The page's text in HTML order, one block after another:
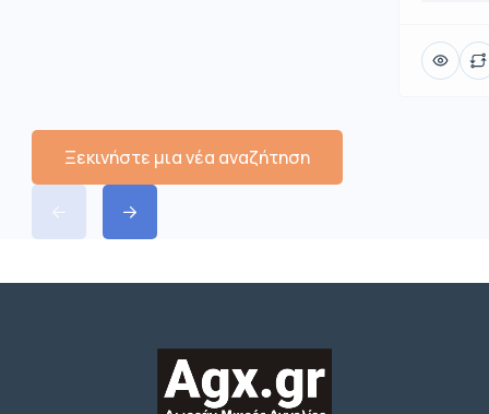
Ξεκινήστε μια νέα αναζήτηση